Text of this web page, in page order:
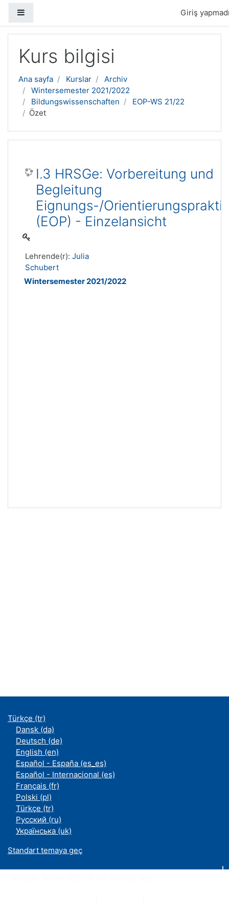
Giriş
Kurs bilgisi
Ana sayfa Kurslar
Archiv
Wintersemester 2021/2022
Bildungswissenschaften
EOP-WS 21/22
Özet
I.3 HRSGe: Vorbereitung und
Begleitung
Eignungs-/
(EOP) - Einzelansicht
Lehrende(r): Julia
Schubert
Wintersemester 2021/2022
Türkçe ‎(tr)‎
Dansk ‎(da)‎
Deutsch ‎(de)‎
English ‎(en)‎
Español - España ‎(es_es)‎
Español - Internacional ‎(es)‎
Français ‎(fr)‎
Polski ‎(pl)‎
Türkçe ‎(tr)‎
Русский ‎(ru)‎
Українська ‎(uk)‎
Standart temaya geç